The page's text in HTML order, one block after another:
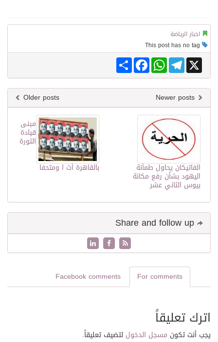
اخبار الرياضة
Share
FacebookWhatsAppTelegram X
Older posts
مبنى
قيادة
الثورة
بالقاهرة أث ا ومتحفا
الفاتيكان يحاول طمأنة
اليهود بشأن رفع مكانة
بيوس الثاني عشر
For comments
Facebook comments
اترك تعليقاً
يجب أنت تكون مسجل الدخول لتضيف تعليقاً.